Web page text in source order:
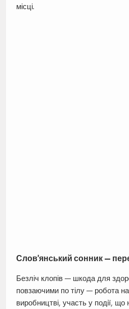
місці.
Слов’янський сонник —
Безліч клопів — шкода для
повзаючими по тілу — робота
виробництві, участь у події, що